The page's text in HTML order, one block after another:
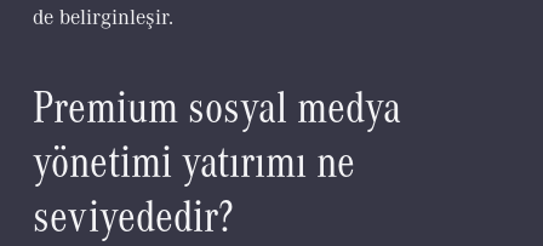
de belirginleşir.
Premium sosyal medya
yönetimi yatırımı ne
seviyededir?